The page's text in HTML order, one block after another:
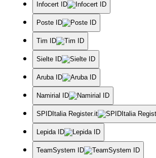
Infocert ID
Poste ID
Tim ID
Sielte ID
Aruba ID
Namirial ID
SPIDItalia Register.it
Lepida ID
TeamSystem ID